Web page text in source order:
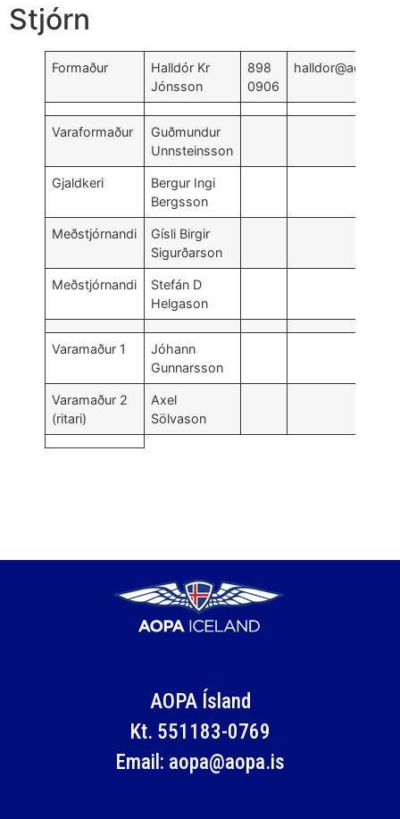
Stjórn
Formaður
Halldór Kr
Jónsson
898
0906
halldor@aopa.is
Varaformaður
Guðmundur
Unnsteinsson
Gjaldkeri
Bergur Ingi
Bergsson
Meðstjórnandi
Gísli Birgir
Sigurðarson
Meðstjórnandi
Stefán D
Helgason
Varamaður 1
Jóhann
Gunnarsson
Varamaður 2
(ritari)
Axel
Sölvason
AOPA Ísland
Kt. 551183-0769
Email: aopa@aopa.is